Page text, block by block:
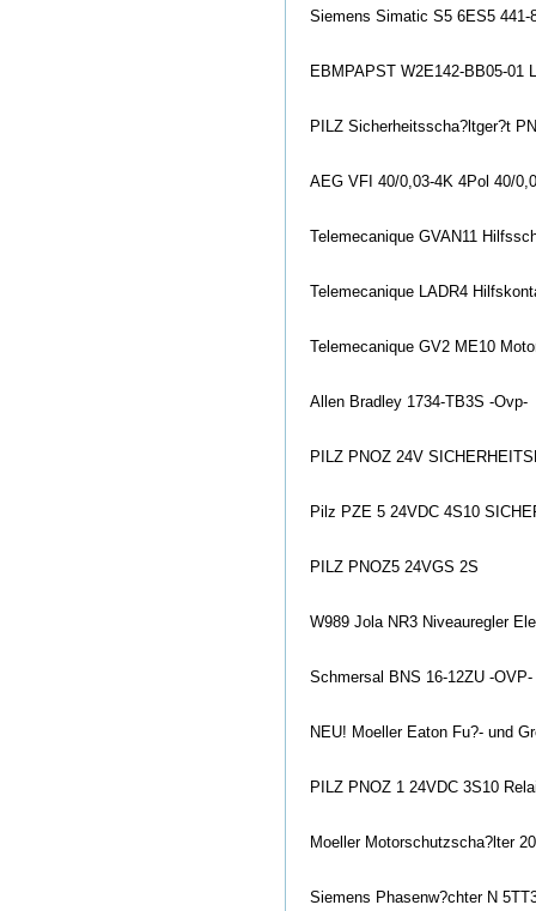
Siemens Simatic S5 6ES5 441-
EBMPAPST W2E142-BB05-01
PILZ Sicherheitsscha?ltger?t
AEG VFI 40/0,03-4K 4Pol 40/
Telemecanique GVAN11
Telemecanique LADR4
Telemecanique GV2 ME10
Allen Bradley 1734-TB3S -Ovp-
PILZ PNOZ 24V
Pilz PZE 5 24VDC 4S10
PILZ PNOZ5 24VGS 2S
W989 Jola NR3 Niveauregler
Schmersal BNS 16-12ZU -OVP-
NEU! Moeller Eaton Fu?- und
PILZ PNOZ 1 24VDC 3S10
Moeller Motorschutzscha?lter
Siemens Phasenw?chter N